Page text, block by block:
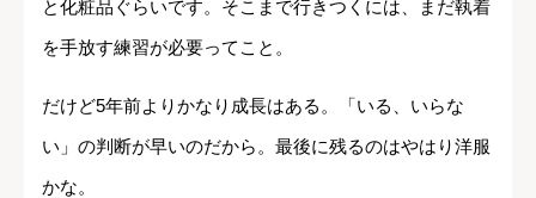
と化粧品ぐらいです。そこまで行きつくには、まだ執着
を手放す練習が必要ってこと。
だけど5年前よりかなり成長はある。「いる、いらな
い」の判断が早いのだから。最後に残るのはやはり洋服
かな。